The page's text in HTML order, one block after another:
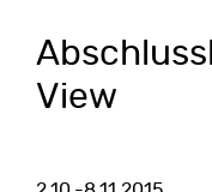
View